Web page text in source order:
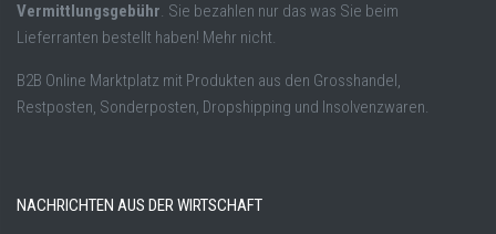
Vermittlungsgebühr. Sie bezahlen nur das was Sie beim
Lieferranten bestellt haben! Mehr nicht.
B2B Online Marktplatz mit Produkten aus den Grosshandel,
Restposten, Sonderposten, Dropshipping und Insolvenzwaren.
NACHRICHTEN AUS DER WIRTSCHAFT